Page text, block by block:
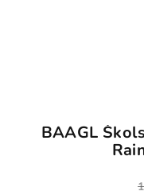
BAAGL